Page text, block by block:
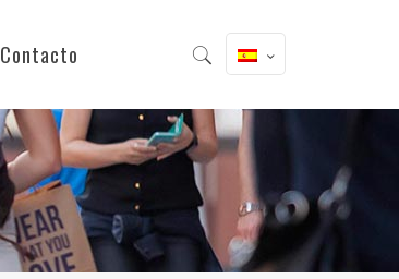
Contacto